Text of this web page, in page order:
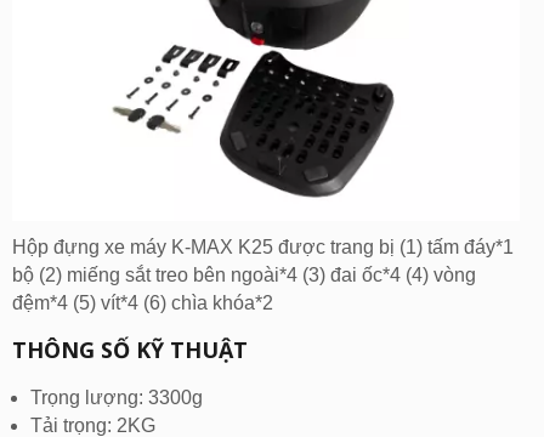
Hộp đựng xe máy K-MAX K25 được trang bị (1) tấm đáy*1
bộ (2) miếng sắt treo bên ngoài*4 (3) đai ốc*4 (4) vòng
đệm*4 (5) vít*4 (6) chìa khóa*2
THÔNG SỐ KỸ THUẬT
Trọng lượng: 3300g
Tải trọng: 2KG